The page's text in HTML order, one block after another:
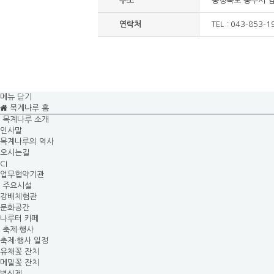
연락처 TEL : 043-853-
메뉴 닫기
목계나루 홈
목계나루 소개
인사말
목계나루의 역사
오시는길
CI
업무협약기관
주요시설
강배체험관
문화공간
나루터 카페
축제·행사
축제·행사 일정
유채꽃 잔치
메밀꽃 잔치